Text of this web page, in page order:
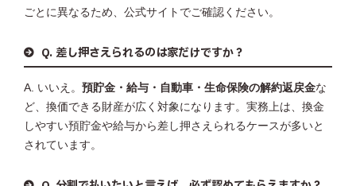
ごとに異なるため、公式サイトでご確認ください。
Q. 差し押さえられるのは家だけですか？
A. いいえ。 預貯金・給与・自動車・生命保険の解約返戻金な
ど、換価できる財産が広く対象になります。実務上は、換金
しやすい預貯金や給与から差し押さえられるケースが多いと
されています。